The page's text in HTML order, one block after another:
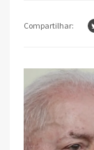
Compartilhar: